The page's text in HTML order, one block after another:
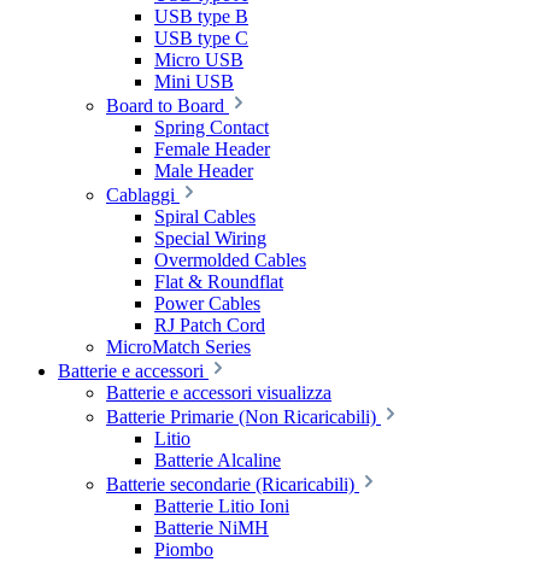
USB type B
USB type C
Micro USB
Mini USB
Board to Board
Spring Contact
Female Header
Male Header
Cablaggi
Spiral Cables
Special Wiring
Overmolded Cables
Flat & Roundflat
Power Cables
RJ Patch Cord
MicroMatch Series
Batterie e accessori
Batterie e accessori visualizza
Batterie Primarie (Non Ricaricabili)
Litio
Batterie Alcaline
Batterie secondarie (Ricaricabili)
Batterie Litio Ioni
Batterie NiMH
Piombo